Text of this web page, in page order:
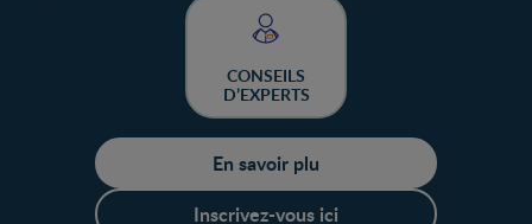
CONSEILS
D’EXPERTS
En savoir plu
Inscrivez-vous ici